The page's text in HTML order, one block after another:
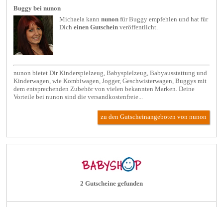
Buggy bei nunon
Michaela kannnunon fürBuggy empfehlen und hat für
Dicheinen Gutschein veröffentlicht.
nunon bietet Dir Kinderspielzeug, Babyspielzeug, Babyausstattung und
Kinderwagen, wie Kombiwagen, Jogger, Geschwisterwagen, Buggys mit
dem entsprechenden Zubehör von vielen bekannten Marken. Deine
Vorteile bei nunon sind die versandkostenfreie...
zu den Gutscheinangeboten von nunon
2 Gutscheine gefunden